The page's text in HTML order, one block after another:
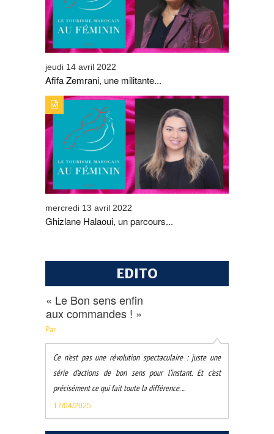
jeudi 14 avril 2022
Afifa Zemrani, une militante...
TYPE DE PUBLICATION : ALERTES_INFOSTITRE :
GHIZLANE HALAOUI, UN PARCOURS SANS FAUTE
mercredi 13 avril 2022
Ghizlane Halaoui, un parcours...
EDITO
« Le Bon sens enfin
aux commandes ! »
Par
Ce n’est pas une révolution spectaculaire : juste une
série d’actions de bon sens pour l’instant. Et c’est
précisément ce qui fait toute la différence. ...
17/04/2025